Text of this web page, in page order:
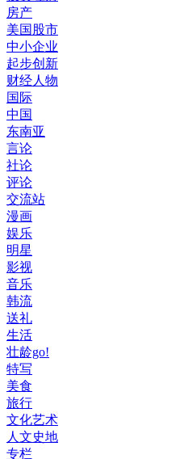
房产
美国股市
中小企业
起步创新
财经人物
国际
中国
东南亚
言论
社论
评论
交流站
漫画
娱乐
明星
影视
音乐
韩流
送礼
生活
壮龄go!
特写
美食
旅行
文化艺术
人文史地
专栏